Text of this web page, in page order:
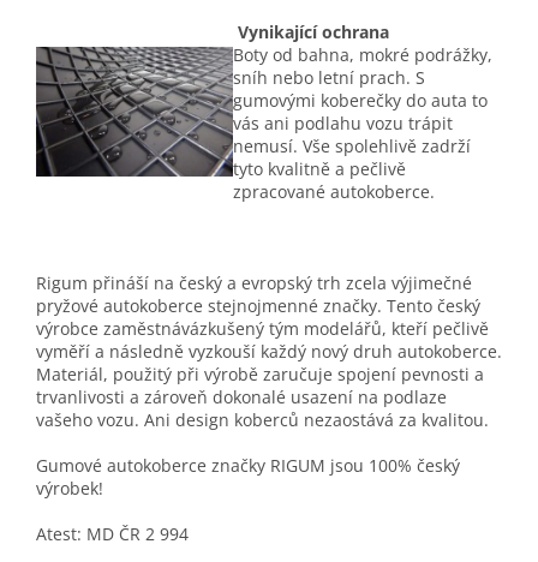
Vynikající ochrana
Boty od bahna, mokré podrážky,
sníh nebo letní prach. S
gumovými koberečky do auta to
vás ani podlahu vozu trápit
nemusí. Vše spolehlivě zadrží
tyto kvalitně a pečlivě
zpracované autokoberce.
Rigum přináší na český a evropský trh zcela výjimečné
pryžové autokoberce stejnojmenné značky. Tento český
výrobce zaměstnávázkušený tým modelářů, kteří pečlivě
vyměří a následně vyzkouší každý nový druh autokoberce.
Materiál, použitý při výrobě zaručuje spojení pevnosti a
trvanlivosti a zároveň dokonalé usazení na podlaze
vašeho vozu. Ani design koberců nezaostává za kvalitou.
Gumové autokoberce značky RIGUM jsou 100% český
výrobek!
Atest: MD ČR 2 994